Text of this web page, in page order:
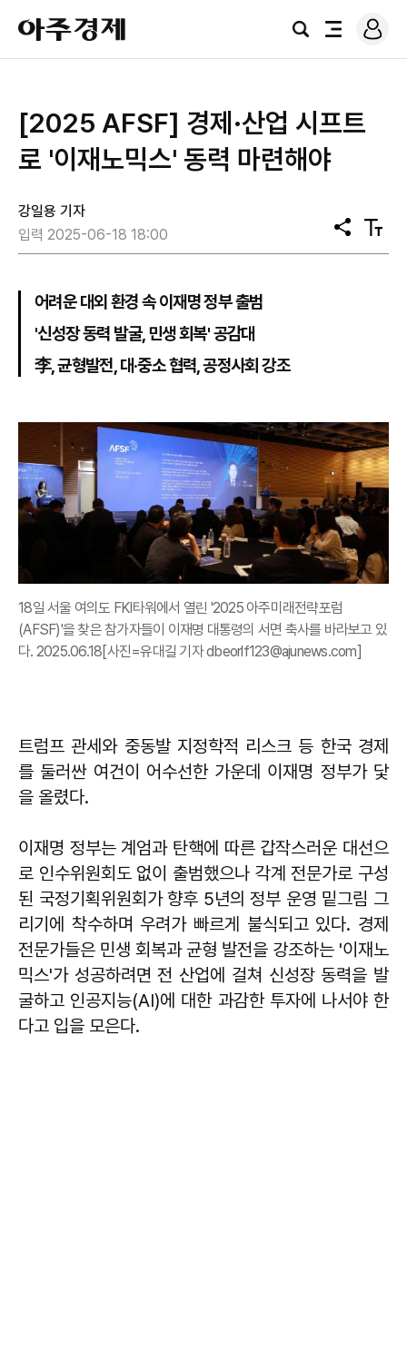
아
주
경
검
전
로
그
[2025 AFSF] 경제·산업 시프트
로 '이재노믹스' 동력 마련해야
강일용 기자
입력 2025-06-18 18:00
공
유
텍
스
어려운 대외 환경 속 이재명 정부 출범
'신성장 동력 발굴, 민생 회복' 공감대
李, 균형발전, 대·중소 협력, 공정사회 강조
18일 서울 여의도 FKI타워에서 열린 '2025 아주미래전략포럼
(AFSF)'을 찾은 참가자들이 이재명 대통령의 서면 축사를 바라보고 있
다. 2025.06.18[사진=유대길 기자 dbeorlf123@ajunews.com]
트럼프 관세와 중동발 지정학적 리스크 등 한국 경제
를 둘러싼 여건이 어수선한 가운데 이재명 정부가 닻
을 올렸다.
이재명 정부는 계엄과 탄핵에 따른 갑작스러운 대선으
로 인수위원회도 없이 출범했으나 각계 전문가로 구성
된 국정기획위원회가 향후 5년의 정부 운영 밑그림 그
리기에 착수하며 우려가 빠르게 불식되고 있다. 경제
전문가들은 민생 회복과 균형 발전을 강조하는 '이재노
믹스'가 성공하려면 전 산업에 걸쳐 신성장 동력을 발
굴하고 인공지능(AI)에 대한 과감한 투자에 나서야 한
다고 입을 모은다.